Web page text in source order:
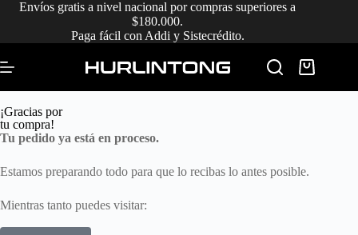
Envíos gratis a nivel nacional por compras superiores a
$180.000.
Paga fácil con Addi y Sistecrédito.
¡Gracias por
tu compra!
Tu pedido ya está en proceso.
Estamos preparando todo para que lo recibas lo antes posible.
Mientras tanto puedes visitar: